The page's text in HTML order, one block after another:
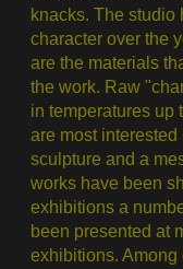
knacks. The studio
character over the
are the materials
the work. Raw
in temperatures up
are most
sculpture and a
works have been
exhibitions a
been presented at
exhibitions. Among